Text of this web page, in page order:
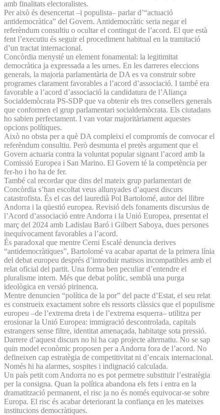
amb finalitats electoralistes.
Per això és desencertat –i populista– parlar d’“actuació
antidemocràtica” del Govern. Antidemocràtic seria negar el
referèndum consultiu o ocultar el contingut de l’acord. El que està
fent l’executiu és seguir el procediment habitual en la tramitació
d’un tractat internacional.
Concòrdia menysté un element fonamental: la legitimitat
democràtica ja expressada a les urnes. En les darreres eleccions
generals, la majoria parlamentària de DA es va construir sobre
programes clarament favorables a l’acord d’associació. I també era
favorable a l’acord d’associació la candidatura de l’Aliança
Socialdemòcrata PS-SDP que va obtenir els tres consellers generals
que conformen el grup parlamentari socialdemòcrata. Els ciutadans
ho sabien perfectament. I van votar majoritàriament aquestes
opcions polítiques.
Això no obsta per a què DA compleixi el compromís de convocar el
referèndum consultiu. Però desmunta el pretès argument que el
Govern actuaria contra la voluntat popular signant l’acord amb la
Comissió Europea i San Marino. El Govern té la competència per
fer-ho i ho ha de fer.
També cal recordar que dins del mateix grup parlamentari de
Concòrdia s’han escoltat veus allunyades d’aquest discurs
catastrofista. És el cas del lauredià Pol Bartolomé, autor del llibre
Andorra i la qüestió europea. Revisió dels fonaments discursius de
l’Acord d’associació entre Andorra i la Unió Europea, presentat el
març del 2024 amb Ladislau Baró i Gilbert Saboya, dues persones
inequívocament favorables a l’acord.
És paradoxal que mentre Cerni Escalé denuncia derives
“antidemocràtiques”, Bartolomé va acabar apartat de la primera línia
del debat europeu després d’introduir matisos incompatibles amb el
relat oficial del partit. Una forma ben peculiar d’entendre el
pluralisme intern. Més que debat polític, semblà una purga
ideològica en versió pirinenca.
Mentre denuncien “política de la por” del pacte d’Estat, el seu relat
es construeix exactament sobre els ressorts clàssics que el populisme
europeu –de l’extrema dreta i de l’extrema esquerra– utilitza per
erosionar la Unió Europea: immigració descontrolada, capitals
estrangers sense filtre, identitat amenaçada, habitatge sota pressió.
Darrere d’aquest discurs no hi ha cap projecte alternatiu. No se sap
quin model econòmic proposen per a Andorra fora de l’acord. No
defineixen cap estratègia de competitivitat ni d’encaix internacional.
Només hi ha alarmes, sospites i indignació calculada.
Un país petit com Andorra no es pot permetre substituir l’estratègia
per la consigna. Quan la política abandona els fets i entra en la
dramatització permanent, el risc ja no és només equivocar-se sobre
Europa. El risc és acabar deteriorant la confiança en les mateixes
institucions democràtiques.